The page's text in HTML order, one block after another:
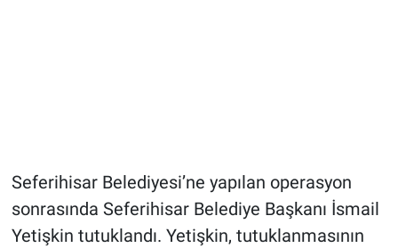
Seferihisar Belediyesi’ne yapılan operasyon
sonrasında Seferihisar Belediye Başkanı İsmail
Yetişkin tutuklandı. Yetişkin, tutuklanmasının